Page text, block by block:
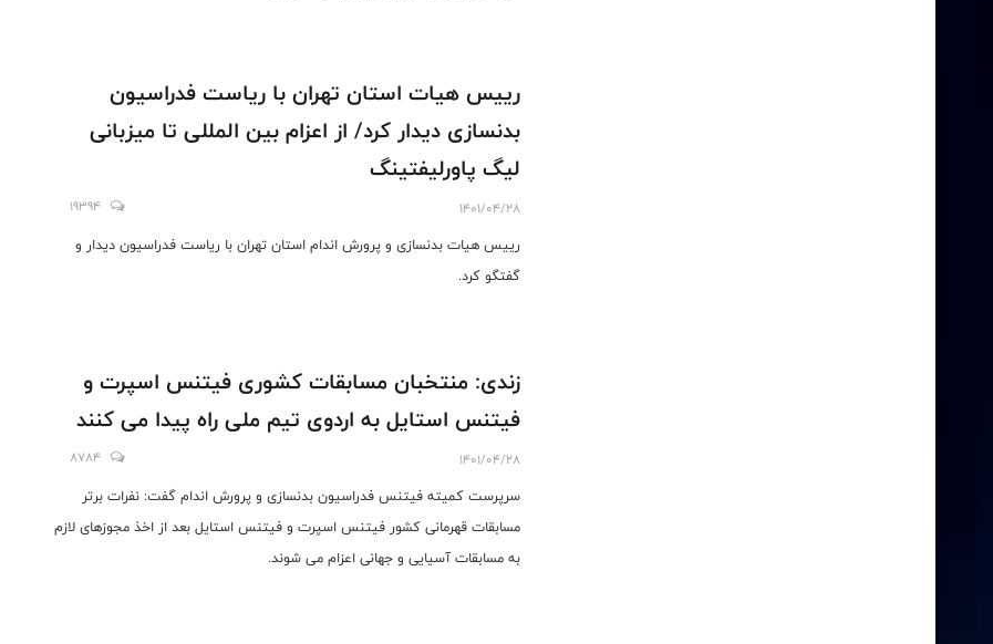
رییس هیات استان تهران با ریاست فدراسیون
بدنسازی دیدار کرد/ از اعزام بین المللی تا میزبانی
لیگ پاورلیفتینگ
1401/04/28
19394
رییس هیات بدنسازی و پرورش اندام استان تهران با ریاست فدراسیون دیدار و
گفتگو کرد.
زندی: منتخبان مسابقات کشوری فیتنس اسپرت و
فیتنس استایل به اردوی تیم ملی راه پیدا می کنند
1401/04/28
8784
سرپرست کمیته فیتنس فدراسیون بدنسازی و پرورش اندام گفت: نفرات برتر
مسابقات قهرمانی کشور فیتنس اسپرت و فیتنس استایل بعد از اخذ مجوزهای لازم
به مسابقات آسیایی و جهانی اعزام می شوند.